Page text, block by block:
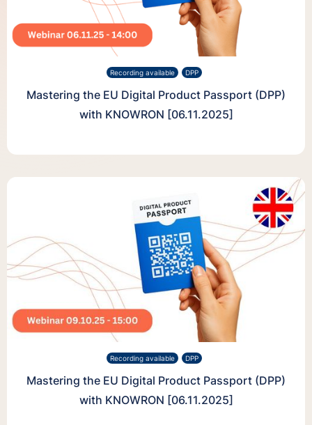
Recording available DPP
Mastering the EU Digital Product Passport (DPP)
with KNOWRON [06.11.2025]
Recording available DPP
Mastering the EU Digital Product Passport (DPP)
with KNOWRON [06.11.2025]